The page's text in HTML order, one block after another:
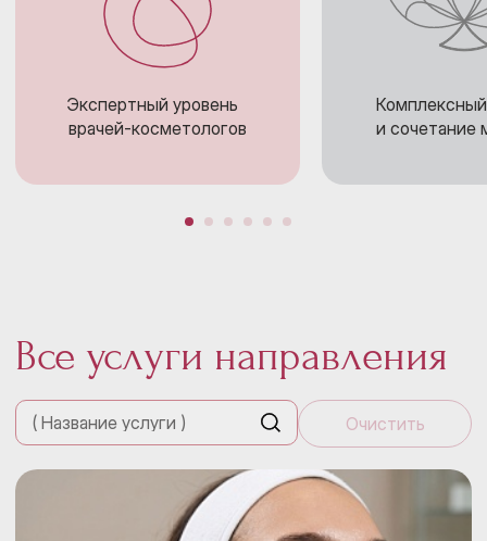
Экспертный уровень
врачей-косметологов
и сочетание
Все услуги направления
Очистить